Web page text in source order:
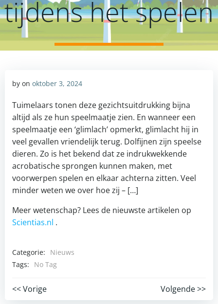
tijdens het spelen
by on oktober 3, 2024
Tuimelaars tonen deze gezichtsuitdrukking bijna
altijd als ze hun speelmaatje zien. En wanneer een
speelmaatje een ‘glimlach’ opmerkt, glimlacht hij in
veel gevallen vriendelijk terug. Dolfijnen zijn speelse
dieren. Zo is het bekend dat ze indrukwekkende
acrobatische sprongen kunnen maken, met
voorwerpen spelen en elkaar achterna zitten. Veel
minder weten we over hoe zij – […]
Meer wetenschap? Lees de nieuwste artikelen op
Scientias.nl .
Categorie:
Nieuws
Tags:
No Tag
Post
<< Vorige
Post
Volgende >>